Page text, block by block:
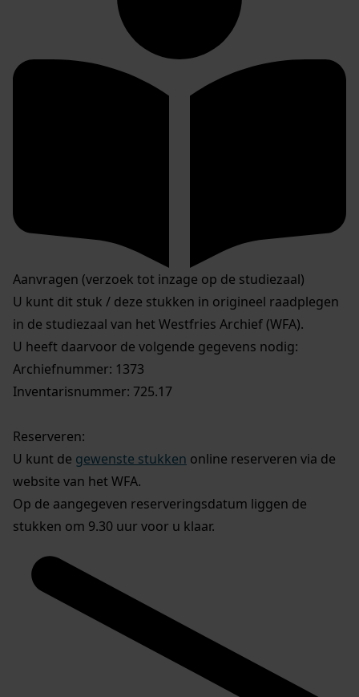
Aanvragen (verzoek tot inzage op de studiezaal)
U kunt dit stuk / deze stukken in origineel raadplegen
in de studiezaal van het Westfries Archief (WFA).
U heeft daarvoor de volgende gegevens nodig:
Archiefnummer: 1373
Inventarisnummer: 725.17
Reserveren:
U kunt de gewenste stukken online reserveren via de
website van het WFA.
Op de aangegeven reserveringsdatum liggen de
stukken om 9.30 uur voor u klaar.